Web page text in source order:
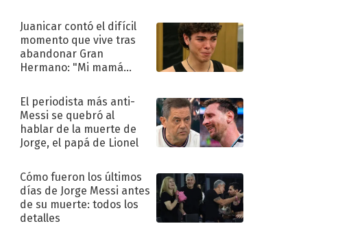
Juanicar contó el difícil
momento que vive tras
abandonar Gran
Hermano: "Mi mamá
El periodista más anti-
Messi se quebró al
hablar de la muerte de
Jorge, el papá de Lionel
Cómo fueron los últimos
días de Jorge Messi antes
de su muerte: todos los
detalles